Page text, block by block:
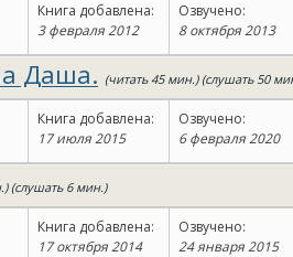
Книга добавлена:
3 февраля 2012
Озвучено:
8 октября 2013
Даша. (читать 45 мин.) (слушать 50
Книга добавлена:
17 июля 2015
Озвучено:
6 февраля 2020
(слушать 6 мин.)
Книга добавлена:
17 октября 2014
Озвучено:
24 января 2015